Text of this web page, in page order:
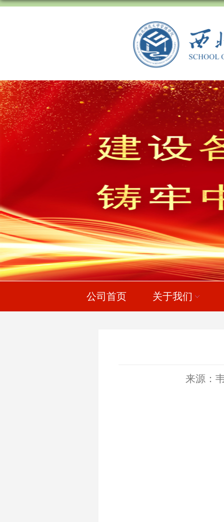
公司首页 关于我们
来源：